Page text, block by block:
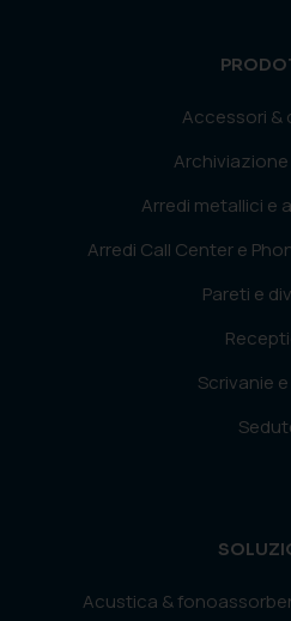
Accessori &
Archiviazione
Arredi metallici e
Arredi Call Center e
Pareti e
Scrivanie
Acustica &